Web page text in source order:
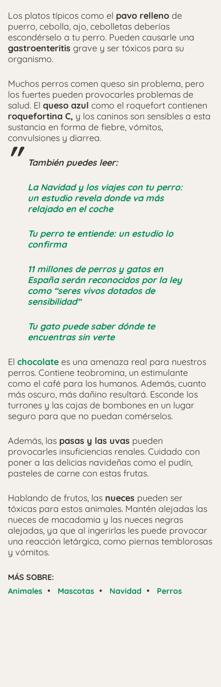
Los platos típicos como el pavo relleno de
puerro, cebolla, ajo, cebolletas deberías
escondérselo a tu perro. Pueden causarle una
gastroenteritis grave y ser tóxicos para su
organismo.
Muchos perros comen queso sin problema, pero
los fuertes pueden provocarles problemas de
salud. El queso azul como el roquefort contienen
roquefortina C, y los caninos son sensibles a esta
sustancia en forma de fiebre, vómitos,
convulsiones y diarrea.
También puedes leer:
La Navidad y los viajes con tu perro:
un estudio revela donde va más
relajado en el coche
Tu perro te entiende: un estudio lo
confirma
11 millones de perros y gatos en
España serán reconocidos por la ley
como “seres vivos dotados de
sensibilidad”
Tu gato puede saber dónde te
encuentras sin verte
El chocolate es una amenaza real para nuestros
perros. Contiene teobromina, un estimulante
como el café para los humanos. Además, cuanto
más oscuro, más dañino resultará. Esconde los
turrones y las cajas de bombones en un lugar
seguro para que no puedan comérselos.
Además, las pasas y las uvas pueden
provocarles insuficiencias renales. Cuidado con
poner a las delicias navideñas como el pudín,
pasteles de carne con estas frutas.
Hablando de frutos, las nueces pueden ser
tóxicas para estos animales. Mantén alejadas las
nueces de macadamia y las nueces negras
alejadas, ya que al ingerirlas les puede provocar
una reacción letárgica, como piernas temblorosas
y vómitos.
MÁS SOBRE:
Animales • Mascotas • Navidad • Perros